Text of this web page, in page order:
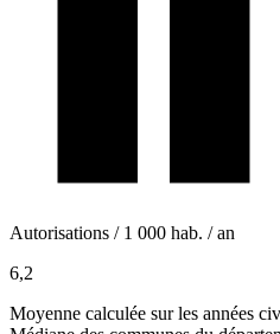
Autorisations / 1 000 hab. / an
6,2
Moyenne calculée sur les années